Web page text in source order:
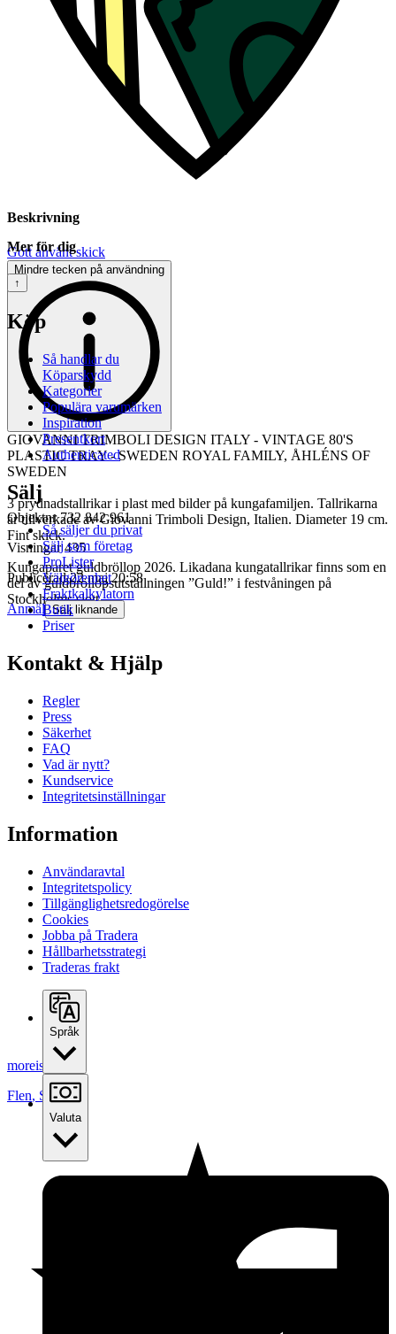
Beskrivning
Gott använt skick
Mindre tecken på användning
GIOVANNI TRIMBOLI DESIGN ITALY - VINTAGE 80'S
PLASTIC TRAY - SWEDEN ROYAL FAMILY, ÅHLÉNS OF
SWEDEN
3 prydnadstallrikar i plast med bilder på kungafamiljen. Tallrikarna
är tillverkade av Giovanni Trimboli Design, Italien. Diameter 19 cm.
Fint skick.
Kungaparet guldbröllop 2026. Likadana kungatallrikar finns som en
del av guldbröllopsutställningen ”Guld!” i festvåningen på
Stockholms slott.
Objektnr 732 842 961
Visningar 435
Publicerad 22 maj 20:58
Anmäl Sälj liknande
moreismore
Flen, Sverige
Mer för dig
↑
Köp
Så handlar du
Köparskydd
Kategorier
Populära varumärken
Inspiration
Presentkort
Authenticated
Sälj
Så säljer du privat
Sälj som företag
ProLister
Välgörenhet
Fraktkalkylatorn
Butik
Priser
Kontakt & Hjälp
Regler
Press
Säkerhet
FAQ
Vad är nytt?
Kundservice
Integritetsinställningar
Information
Användaravtal
Integritetspolicy
Tillgänglighetsredogörelse
Cookies
Jobba på Tradera
Hållbarhetsstrategi
Traderas frakt
Språk
Valuta